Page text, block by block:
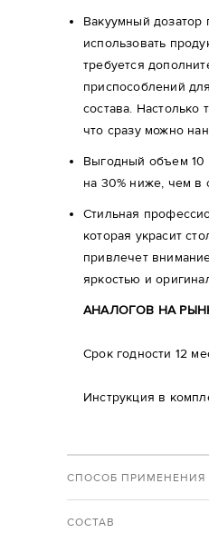
Вакуумный дозатор
использовать
требуется
приспособлений
состава. Настолько
что сразу можно
Выгодный объем 10
на 30% ниже, чем в
Стильная
которая украсит
привлечет
яркостью и
АНАЛОГОВ НА
Срок годности 12
Инструкция в
СПОСОБ ПРИМЕНЕНИЯ
СОСТАВ